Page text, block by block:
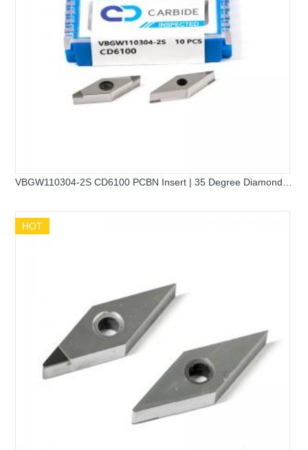
VBGW110304-2S CD6100 PCBN Insert | 35 Degree Diamond
HOT